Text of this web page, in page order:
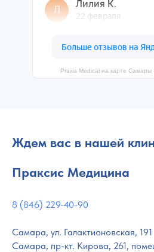
Praxis Medical на карте
Ждем вас в нашей
Праксис Медицина
8 (846) 229-40-90
Самара, ул. Галактионовская, 191
Самара, пр-кт. Кирова, 261,